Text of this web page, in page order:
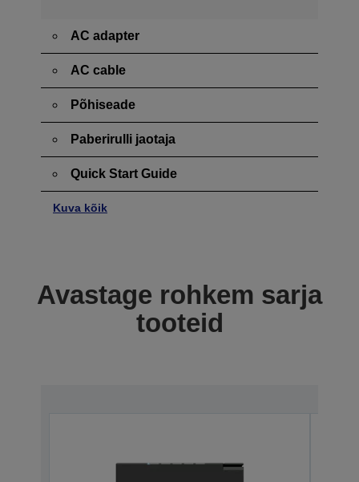
AC adapter
AC cable
Põhiseade
Paberirulli jaotaja
Quick Start Guide
Kuva kõik
Avastage rohkem sarja
tooteid